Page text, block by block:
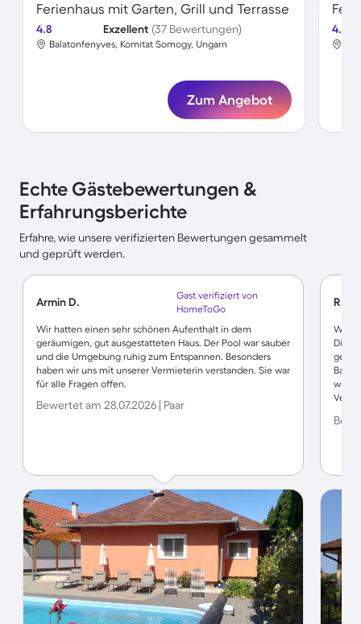
Ferienhaus mit Garten, Grill und Terrasse
4.8 Exzellent (37 Bewertungen)
Balatonfenyves, Komitat Somogy, Ungarn
Zum Angebot
4.5
Echte Gästebewertungen &
Erfahrungsberichte
Erfahre, wie unsere verifizierten Bewertungen gesammelt
und geprüft werden.
Armin D.
Gast verifiziert von
HomeToGo
Wir hatten einen sehr schönen Aufenthalt in dem
geräumigen, gut ausgestatteten Haus. Der Pool war sauber
und die Umgebung ruhig zum Entspannen. Besonders
haben wir uns mit unserer Vermieterin verstanden. Sie war
für alle Fragen offen.
Bewertet am 28.07.2026 | Paar
Wir
Die